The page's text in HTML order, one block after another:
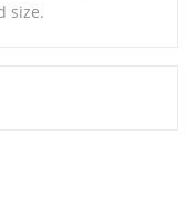
size.